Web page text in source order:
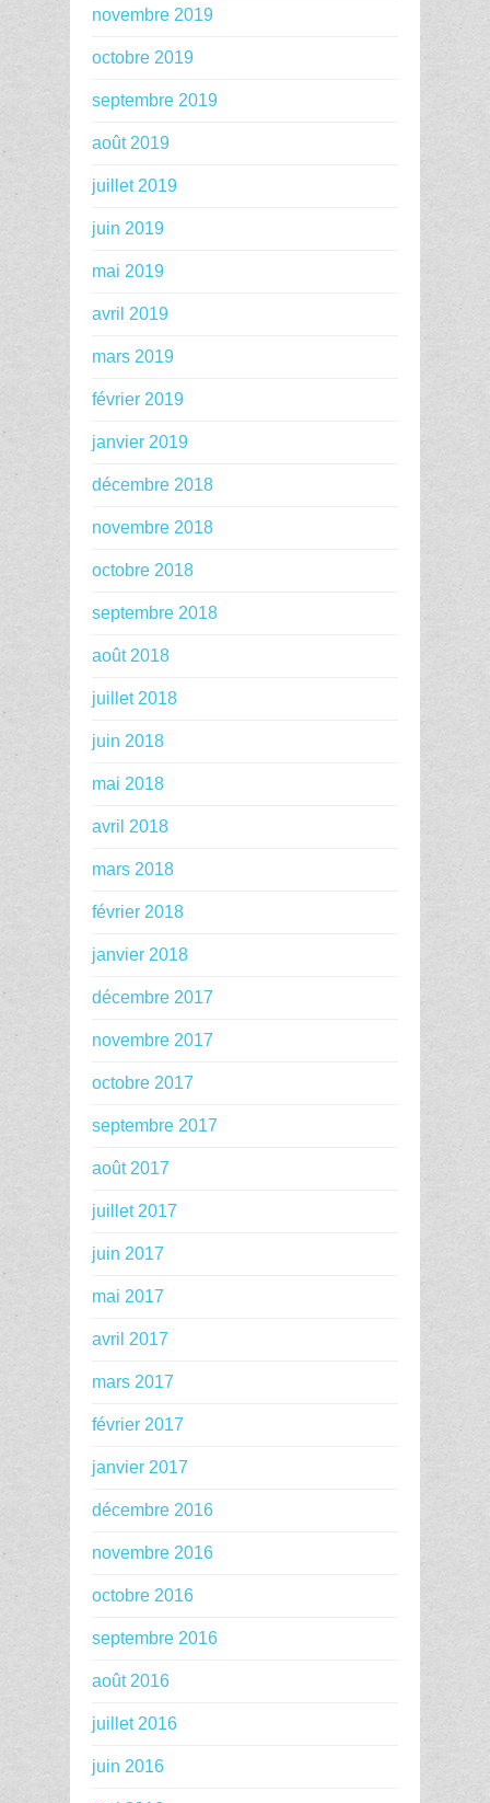
novembre 2019
octobre 2019
septembre 2019
août 2019
juillet 2019
juin 2019
mai 2019
avril 2019
mars 2019
février 2019
janvier 2019
décembre 2018
novembre 2018
octobre 2018
septembre 2018
août 2018
juillet 2018
juin 2018
mai 2018
avril 2018
mars 2018
février 2018
janvier 2018
décembre 2017
novembre 2017
octobre 2017
septembre 2017
août 2017
juillet 2017
juin 2017
mai 2017
avril 2017
mars 2017
février 2017
janvier 2017
décembre 2016
novembre 2016
octobre 2016
septembre 2016
août 2016
juillet 2016
juin 2016